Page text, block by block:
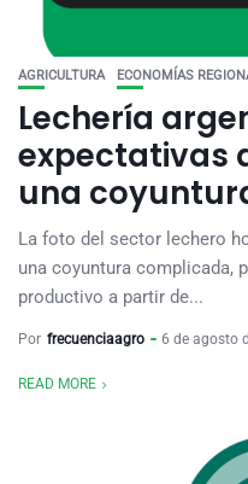
AGRICULTURA ECONOMÍAS
Lechería
expectativas
una
La foto del sector lechero
una coyuntura complicada,
productivo a partir de...
Por frecuenciaagro 6 de agosto
READ MORE